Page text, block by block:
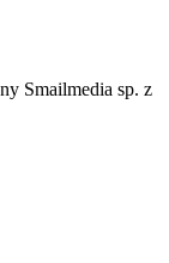
Smailmedia sp. z